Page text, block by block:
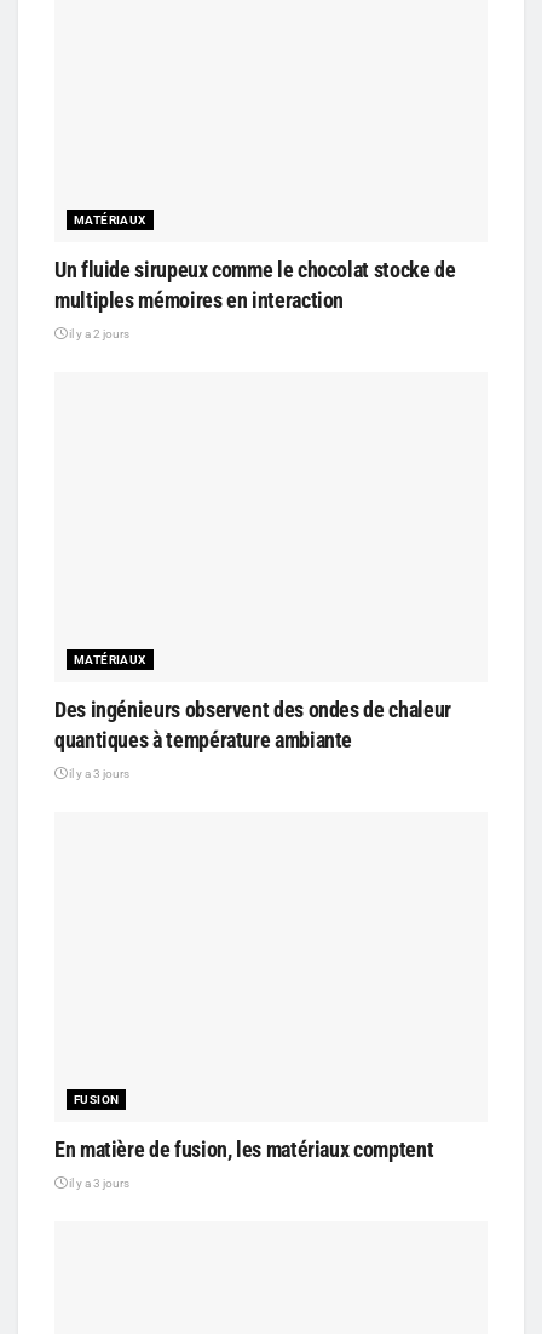
MATÉRIAUX
Un fluide sirupeux comme le chocolat stocke de
multiples mémoires en interaction
il y a 2 jours
MATÉRIAUX
Des ingénieurs observent des ondes de chaleur
quantiques à température ambiante
il y a 3 jours
FUSION
En matière de fusion, les matériaux comptent
il y a 3 jours